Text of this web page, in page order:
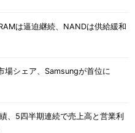
は逼迫継続、NANDは供給緩和
場シェア、Samsungが首位に
、5四半期連続で売上高と営業利